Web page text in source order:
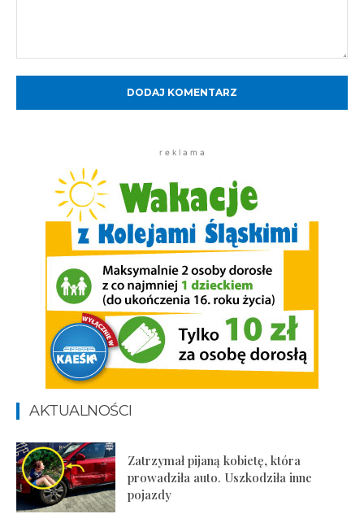
r e k l a m a
AKTUALNOŚCI
Zatrzymał pijaną kobietę, która
prowadziła auto. Uszkodziła inne
pojazdy